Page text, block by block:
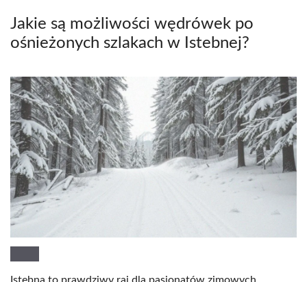
Jakie są możliwości wędrówek po
ośnieżonych szlakach w Istebnej?